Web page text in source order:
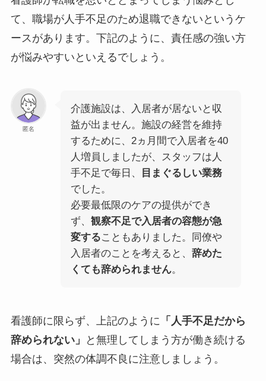
て、職場が人手不足のため退職できないというケ
ースがあります。下記のように、責任感の強い方
が悩みやすいといえるでしょう。
匿名
介護施設は、入居者が居ないと収
益が出ません。施設の経営を維持
するために、2ヵ月間で入居者を40
人増員しましたが、スタッフは人
手不足で毎日、
目まぐるしい業務
でした。
必要最低限のケアの提供ができ
ず、 観察不足で入居者の容態が急
変することもありました。同僚や
入居者のことを考えると、 辞めた
くても辞められません。
看護師に限らず、上記のように 「人手不足だから
辞められない」
と無理してしまう方が働き続ける
場合は、突然の体調不良に注意しましょう。